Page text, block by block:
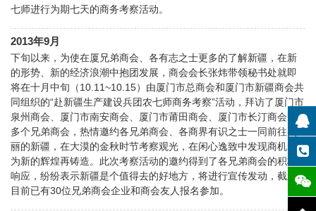
七师进行为期七天的商务考察活动。
2013年9月
下旬以来，为使在厦兄弟商会、各有志之士更多的了解新疆，在新
的形势、新的经济浪潮中抱团发展，商会会长张炜带领秘书处就即
将在十月中旬（10.11~10.15）由厦门市总商会和厦门市新疆商会共
同组织的“赴新疆生产建设兵团农七师商务考察”活动，拜访了厦门市
泉州商会、厦门市南安商会、厦门市莆田商会、厦门市长汀商会等
多个兄弟商会，热情邀约各兄弟商会、各商界有识之士一同前往美
丽的新疆，在大漠的金秋时节考察观光，在闲心逸致中发现商机，
为新的辉煌再铸造。此次考察活动的邀约得到了各兄弟商会的积极
响应，纷纷表示新疆是个值得去的好地方，将进行宣传发动，截止
目前已有30位兄弟商会企业和商会友人报名参加。